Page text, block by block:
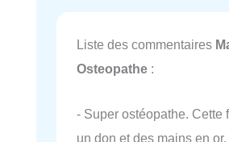
Liste des commentaires
Osteopathe :
- Super ostéopathe. Cette
un don et des mains en or.